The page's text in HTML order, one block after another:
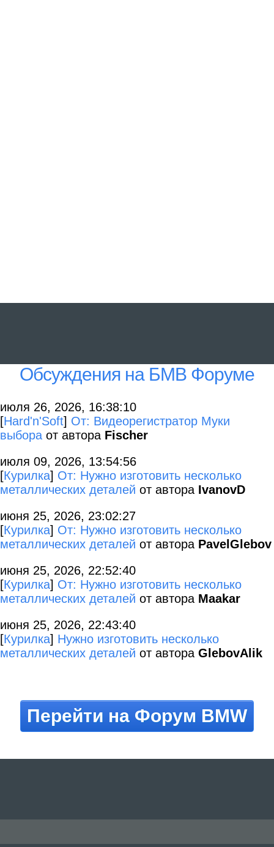
Обсуждения на БМВ Форуме
июля 26, 2026, 16:38:10
[Hard'n'Soft] От: Видеорегистратор Муки
выбора от автора Fischer
июля 09, 2026, 13:54:56
[Курилка] От: Нужно изготовить несколько
металлических деталей от автора IvanovD
июня 25, 2026, 23:02:27
[Курилка] От: Нужно изготовить несколько
металлических деталей от автора PavelGlebov
июня 25, 2026, 22:52:40
[Курилка] От: Нужно изготовить несколько
металлических деталей от автора Maakar
июня 25, 2026, 22:43:40
[Курилка] Нужно изготовить несколько
металлических деталей от автора GlebovAlik
Перейти на Форум BMW